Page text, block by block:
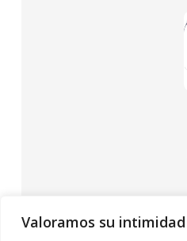
Valoramos su intimidad